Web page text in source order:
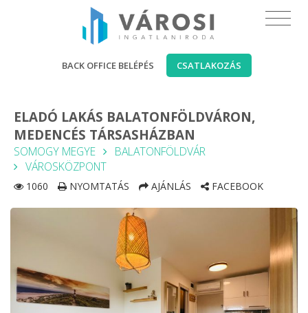
BACK OFFICE BELÉPÉS CSATLAKOZÁS
ELADÓ LAKÁS BALATONFÖLDVÁRON,
MEDENCÉS TÁRSASHÁZBAN
SOMOGY MEGYE
BALATONFÖLDVÁR
VÁROSKÖZPONT
1060 NYOMTATÁS AJÁNLÁS FACEBOOK